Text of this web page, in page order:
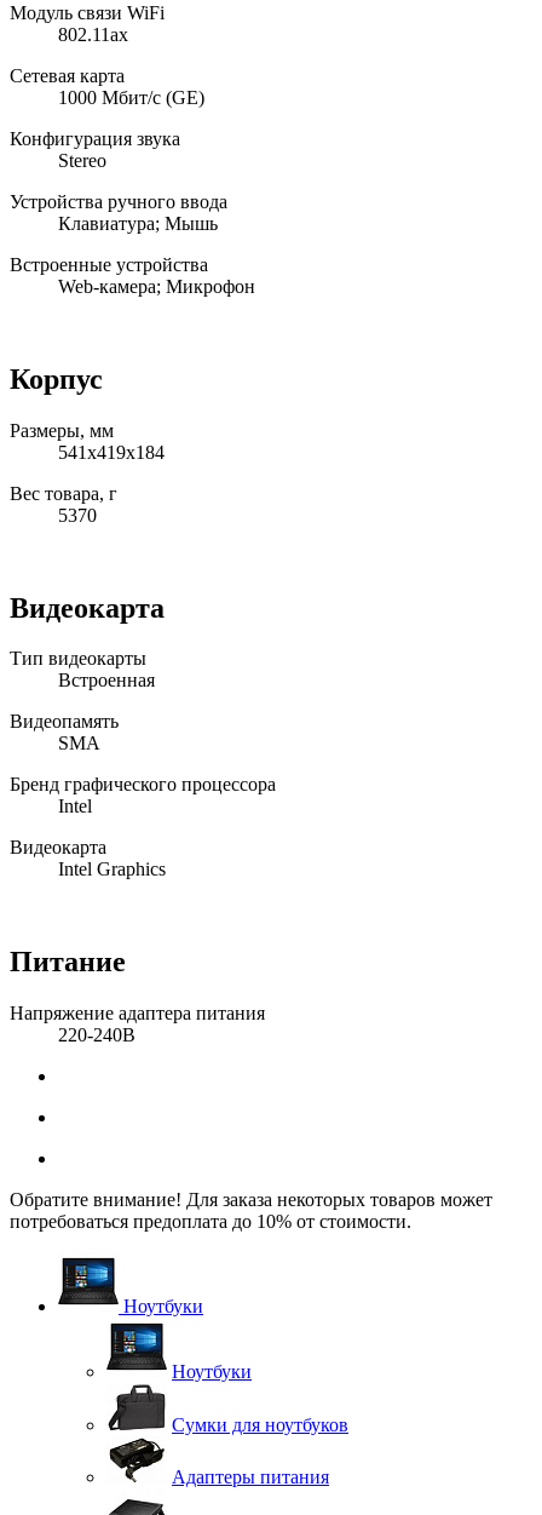
Модуль связи WiFi
802.11ax
Сетевая карта
1000 Мбит/с (GE)
Конфигурация звука
Stereo
Устройства ручного ввода
Клавиатура; Мышь
Встроенные устройства
Web-камера; Микрофон
Корпус
Размеры, мм
541x419x184
Вес товара, г
5370
Видеокарта
Тип видеокарты
Встроенная
Видеопамять
SMA
Бренд графического процессора
Intel
Видеокарта
Intel Graphics
Питание
Напряжение адаптера питания
220-240В
Обратите внимание! Для заказа некоторых товаров может
потребоваться предоплата до 10% от стоимости.
Ноутбуки
Ноутбуки
Сумки для ноутбуков
Адаптеры питания